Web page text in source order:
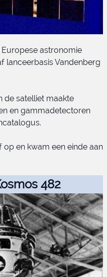
astronomie
lanceerbasis Vandenberg
de satelliet maakte
en gammadetectoren
op en kwam een einde aan
482